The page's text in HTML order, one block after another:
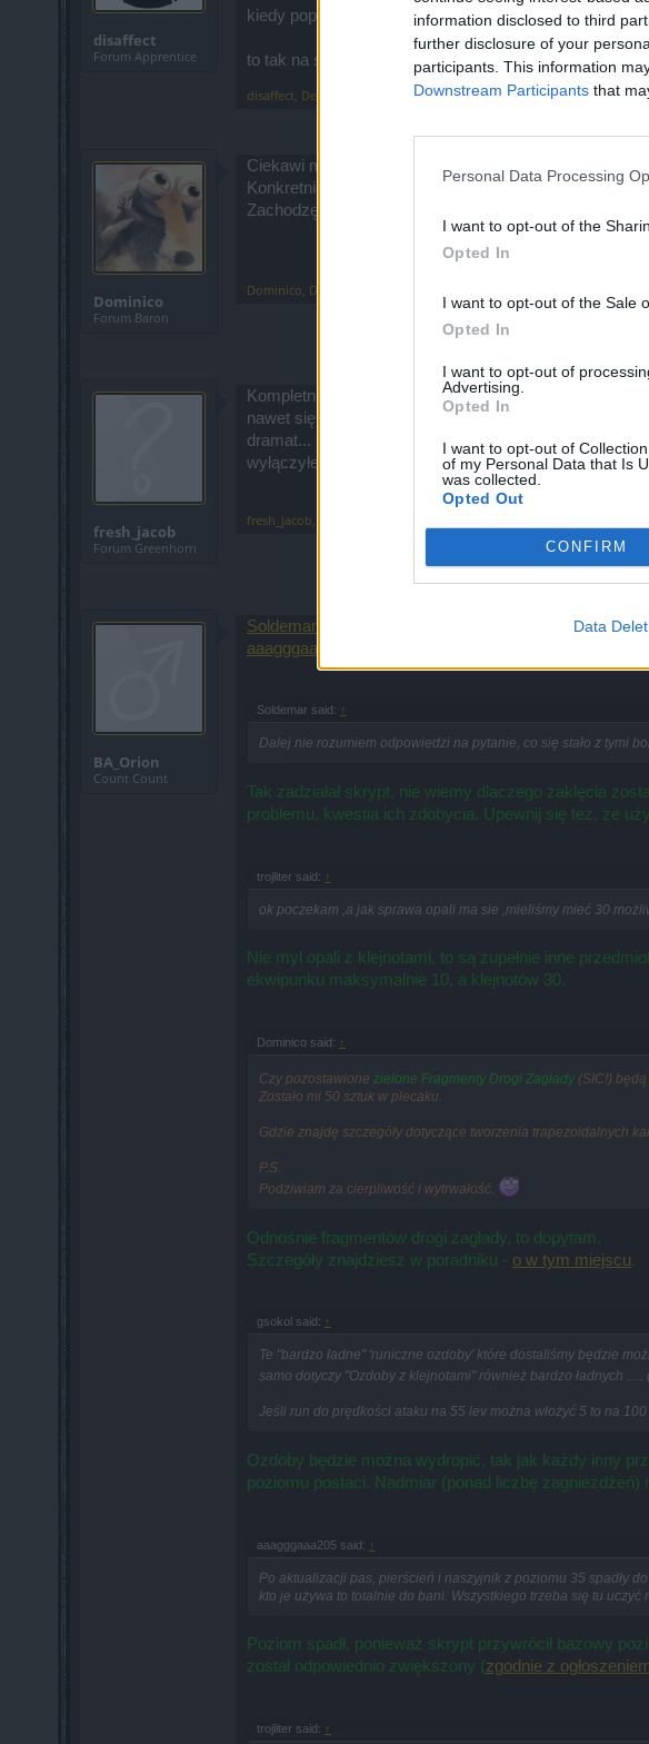
information disclosed to third
further disclosure of your
participants. This information
Downstream Participants that
Personal Data Processing
I want to opt-out of the
Opted In
I want to opt-out of the Sale
Opted In
I want to opt-out of
Advertising.
Opted In
I want to opt-out of
of my Personal Data that Is
was collected.
Opted Out
CONFIRM
Data
disaffect
Forum Apprentice
kiedy poprawki wgraja moze juz wiadomo?
to tak na szybko jak ktos chce dac odpowiedz to fajnie
disaffect Dec 3, 2020
Dominico
Forum Baron
Ciekawi mnie sposób wymiany bonów w przedmiotach.
Konkretnie w ozdobie zwycięzcy: wcześniej miałem
Zachodzę w głowę, czy wartość krytyczna nie
Dominico Dec 3, 2020
fresh_jacob
Forum Greenhorn
Kompletnie bezsensowna aktualizacja, nic nie wnosi.
nawet się przyjemnie grało. Może nie była to gra
dramat... Null, Zero A wyrzucenie 2 miejsc na skile to
wyłączyłem. Gra ma być przyjemnością, a nie
fresh_jacob
BA_Orion
Count Count
Soldemar
- z Twojego postu usunąłem wulgarne słowo
aaagggaaa205
Soldemar said: ↑
Dalej nie rozumiem odpowiedzi na pytanie, co się stało z tymi
Tak zadziałał skrypt, nie wiemy dlaczego zaklęcia
problemu, kwestia ich zdobycia. Upewnij się też, że
trojliter said: ↑
ok poczekam ,a jak sprawa opali ma sie ,mieliśmy mieć 30
Nie myl opali z klejnotami, to są zupełnie inne
ekwipunku maksymalnie 10, a klejnotów 30.
Dominico said: ↑
Czy pozostawione zielone Fragmenty Drogi Zagłady (SIC!)
Zostało mi 50 sztuk w plecaku.
Gdzie znajdę szczegóły dotyczące tworzenia trapezoidalnych
P.S.
Podziwiam za cierpliwość i wytrwałość.
Odnośnie fragmentów drogi zagłady, to dopytam.
Szczegóły znajdziesz w poradniku - o w tym miejscu.
gsokol said: ↑
Te "bardzo ładne" 'runiczne ozdoby' które dostaliśmy będzie
samo dotyczy "Ozdoby z klejnotami" również bardzo ładnych
Jeśli run do prędkości ataku na 55 lev można włożyć 5 to na
Ozdoby będzie można wydropić, tak jak każdy inny
poziomu postaci. Nadmiar (ponad liczbę
aaagggaaa205 said: ↑
Po aktualizacji pas, pierścień i naszyjnik z poziomu 35 spadły
kto je używa to totalnie do bani. Wszystkiego trzeba się tu uczyć
Poziom spadł, ponieważ skrypt przywrócił bazowy
został odpowiednio zwiększony (zgodnie z
trojliter said: ↑